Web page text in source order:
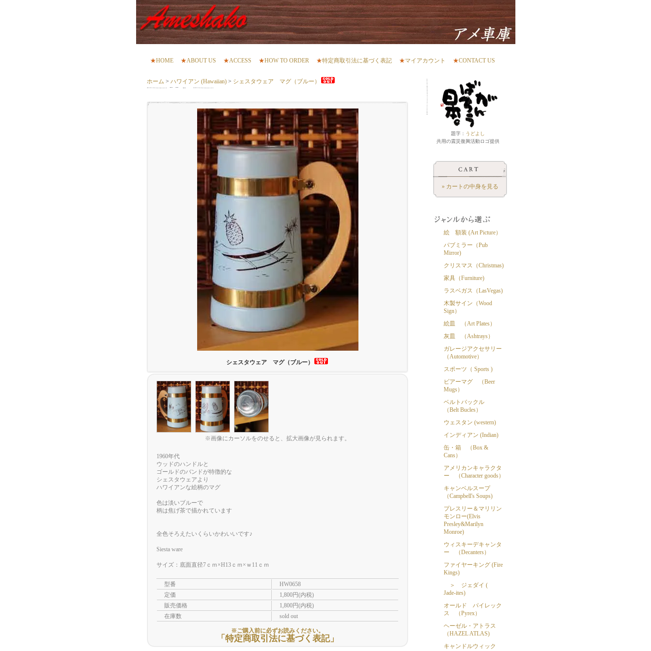
★HOME ★ABOUT US ★ACCESS ★HOW TO ORDER ★特定商取引法に基づく表記 ★マイアカウント ★CONTACT US
ホーム > ハワイアン (Hawaiian) > シェスタウェア マグ（ブルー）
シェスタウェア マグ（ブルー）
※画像にカーソルをのせると、拡大画像が見られます。
1960年代
ウッドのハンドルと
ゴールドのバンドが特徴的な
シェスタウェアより
ハワイアンな絵柄のマグ
色は淡いブルーで
柄は焦げ茶で描かれています
全色そろえたいくらいかわいいです♪
Siesta ware
サイズ：底面直径7ｃｍ×H13ｃｍ×ｗ11ｃｍ
型番
HW0658
定価
1,800円(内税)
販売価格
1,800円(内税)
在庫数
sold out
※ご購入前に必ずお読みください。
「特定商取引法に基づく表記」
題字： うどよし
共用の震災復興活動ロゴ提供
» カートの中身を見る
絵 額装 (Art Picture）
パブミラー（Pub
Mirror)
クリスマス（Christmas)
家具（Furniture)
ラスベガス（LasVegas)
木製サイン（Wood
Sign）
絵皿 （Art Plates）
灰皿 （Ashtrays）
ガレージアクセサリー
（Automotive）
スポーツ（ Sports )
ビアーマグ （Beer
Mugs）
ベルトバックル
（Belt Bucles）
ウェスタン (western)
インディアン (Indian)
缶・箱 （Box &
Cans）
アメリカンキャラクタ
ー （Character goods）
キャンベルスープ
（Campbell's Soups)
プレスリー＆マリリン
モンロー(Elvis
Presley&Marilyn
Monroe)
ウィスキーデキャンタ
ー （Decanters）
ファイヤーキング (Fire
Kings)
＞ ジェダイ (
Jade-ites)
オールド パイレック
ス （Pyrex）
ヘーゼル・アトラス
（HAZEL ATLAS)
キャンドルウィック